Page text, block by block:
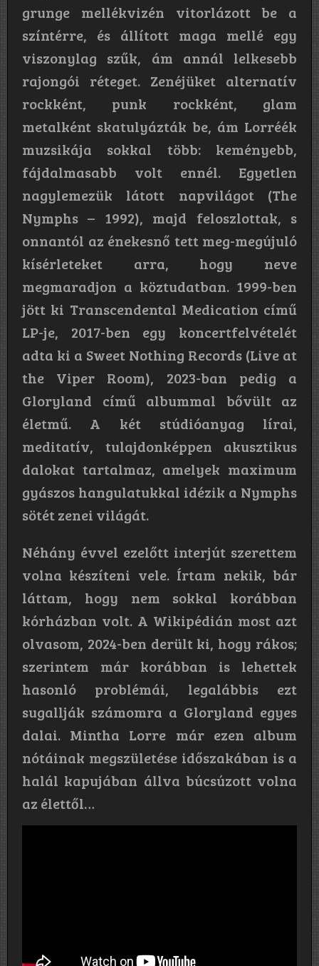
grunge mellékvizén vitorlázott be a
színtérre, és állított maga mellé egy
viszonylag szűk, ám annál lelkesebb
rajongói réteget. Zenéjüket alternatív
rockként, punk rockként, glam
metalként skatulyázták be, ám Lorréék
muzsikája sokkal több: keményebb,
fájdalmasabb volt ennél. Egyetlen
nagylemezük látott napvilágot (The
Nymphs – 1992), majd feloszlottak, s
onnantól az énekesnő tett meg-megújuló
kísérleteket arra, hogy neve
megmaradjon a köztudatban. 1999-ben
jött ki Transcendental Medication című
LP-je, 2017-ben egy koncertfelvételét
adta ki a Sweet Nothing Records (Live at
the Viper Room), 2023-ban pedig a
Gloryland című albummal bővült az
életmű. A két stúdióanyag lírai,
meditatív, tulajdonképpen akusztikus
dalokat tartalmaz, amelyek maximum
gyászos hangulatukkal idézik a Nymphs
sötét zenei világát.
Néhány évvel ezelőtt interjút szerettem
volna készíteni vele. Írtam nekik, bár
láttam, hogy nem sokkal korábban
kórházban volt. A Wikipédián most azt
olvasom, 2024-ben derült ki, hogy rákos;
szerintem már korábban is lehettek
hasonló problémái, legalábbis ezt
sugallják számomra a Gloryland egyes
dalai. Mintha Lorre már ezen album
nótáinak megszületése időszakában is a
halál kapujában állva búcsúzott volna
az élettől…